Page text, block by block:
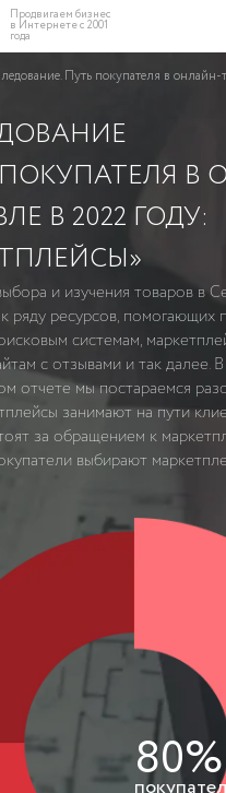
Продвигаем бизнес
в Интернете с 2001
года
Путь покупателя в онлайн-
В
В 2022 ГОДУ:
и изучения товаров в
ряду ресурсов, помогающих
системам,
с отзывами и так далее.
отчете мы постараемся
занимают на пути
за обращением к
выбирают
80%